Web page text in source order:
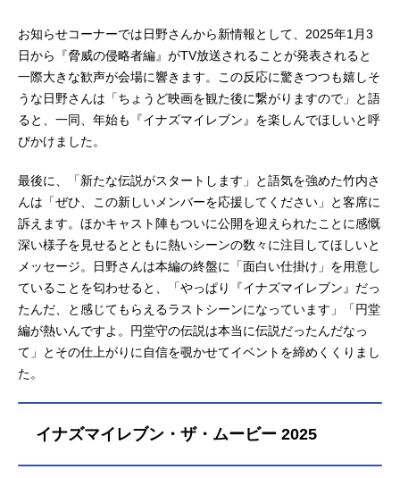
お知らせコーナーでは日野さんから新情報として、2025年1月3
日から『脅威の侵略者編』がTV放送されることが発表されると
一際大きな歓声が会場に響きます。この反応に驚きつつも嬉しそ
うな日野さんは「ちょうど映画を観た後に繋がりますので」と語
ると、一同、年始も『イナズマイレブン』を楽しんでほしいと呼
びかけました。
最後に、「新たな伝説がスタートします」と語気を強めた竹内さ
んは「ぜひ、この新しいメンバーを応援してください」と客席に
訴えます。ほかキャスト陣もついに公開を迎えられたことに感慨
深い様子を見せるとともに熱いシーンの数々に注目してほしいと
メッセージ。日野さんは本編の終盤に「面白い仕掛け」を用意し
ていることを匂わせると、「やっぱり『イナズマイレブン』だっ
たんだ、と感じてもらえるラストシーンになっています」「円堂
編が熱いんですよ。円堂守の伝説は本当に伝説だったんだなっ
て」とその仕上がりに自信を覗かせてイベントを締めくくりまし
た。
イナズマイレブン・ザ・ムービー 2025